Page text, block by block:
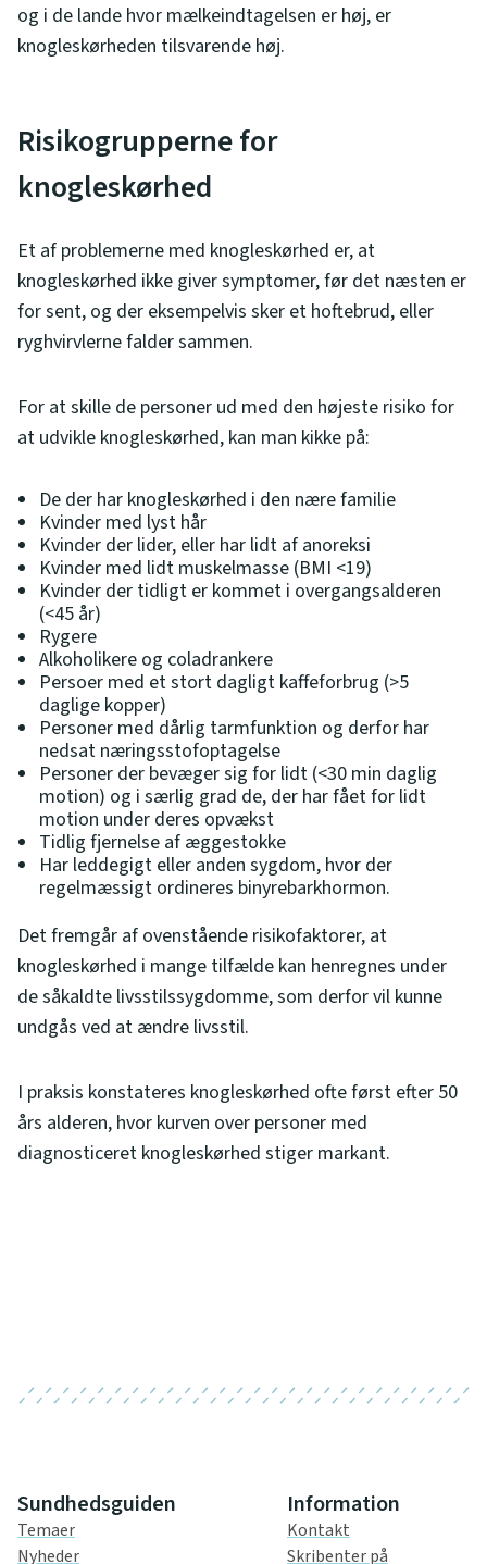
og i de lande hvor mælkeindtagelsen er høj, er
knogleskørheden tilsvarende høj.
Risikogrupperne for
knogleskørhed
Et af problemerne med knogleskørhed er, at
knogleskørhed ikke giver symptomer, før det næsten er
for sent, og der eksempelvis sker et hoftebrud, eller
ryghvirvlerne falder sammen.
For at skille de personer ud med den højeste risiko for
at udvikle knogleskørhed, kan man kikke på:
De der har knogleskørhed i den nære familie
Kvinder med lyst hår
Kvinder der lider, eller har lidt af anoreksi
Kvinder med lidt muskelmasse (BMI <19)
Kvinder der tidligt er kommet i overgangsalderen
(<45 år)
Rygere
Alkoholikere og coladrankere
Persoer med et stort dagligt kaffeforbrug (>5
daglige kopper)
Personer med dårlig tarmfunktion og derfor har
nedsat næringsstofoptagelse
Personer der bevæger sig for lidt (<30 min daglig
motion) og i særlig grad de, der har fået for lidt
motion under deres opvækst
Tidlig fjernelse af æggestokke
Har leddegigt eller anden sygdom, hvor der
regelmæssigt ordineres binyrebarkhormon.
Det fremgår af ovenstående risikofaktorer, at
knogleskørhed i mange tilfælde kan henregnes under
de såkaldte livsstilssygdomme, som derfor vil kunne
undgås ved at ændre livsstil.
I praksis konstateres knogleskørhed ofte først efter 50
års alderen, hvor kurven over personer med
diagnosticeret knogleskørhed stiger markant.
Sundhedsguiden
Temaer
Nyheder
Information
Kontakt
Skribenter på